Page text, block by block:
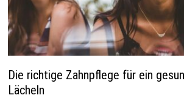
Die richtige Zahnpflege für ein
Lächeln